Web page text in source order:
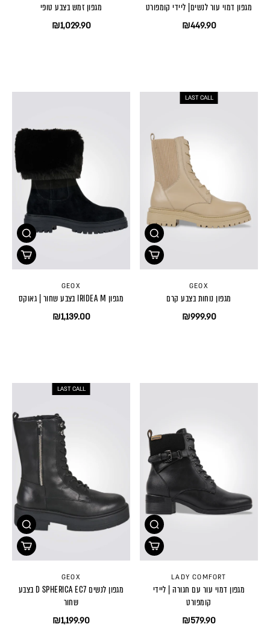
מגפון דמוי עור לנשים| ליידי קומפורט
₪449.90
מגפון זמש בצבע טופי
₪1,029.90
LAST CALL
GEOX
מגפון נוחות בצבע קרם
₪999.90
GEOX
מגפון IRIDEA M בצבע שחור | גאוקס
₪1,139.00
LADY COMFORT
מגפון דמוי עור עם חגורה | ליידי
קומפורט
₪579.90
LAST CALL
GEOX
מגפון לנשים D SPHERICA EC7 בצבע
שחור
₪1,199.90